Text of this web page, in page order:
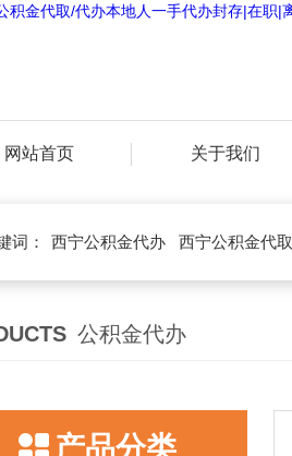
网站首页 关于我们
词： 西宁公积金代办 西宁公积金代取
公积金代办
产品分类